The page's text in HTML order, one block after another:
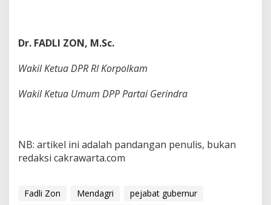
Dr. FADLI ZON, M.Sc.
Wakil Ketua DPR RI Korpolkam
Wakil Ketua Umum DPP Partai Gerindra
NB: artikel ini adalah pandangan penulis, bukan
redaksi cakrawarta.com
Fadli Zon Mendagri
pejabat gubernur